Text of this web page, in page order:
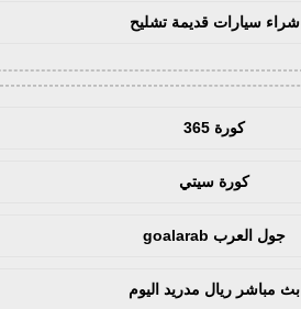
شراء سيارات قديمة تشليح
كورة 365
كورة سيتي
جول العرب goalarab
بث مباشر ريال مدريد اليوم